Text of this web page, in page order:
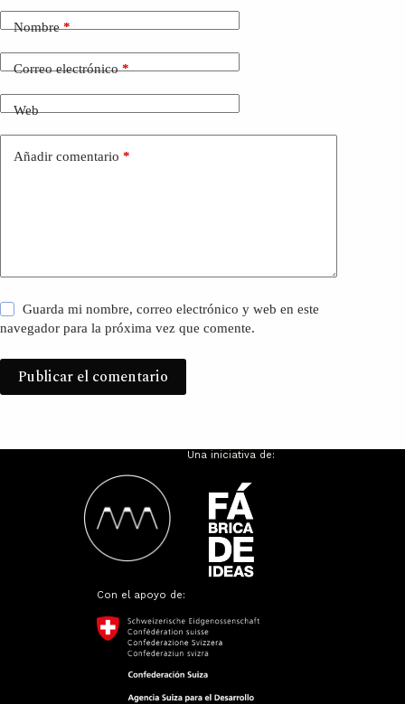
Nombre*
Correo electrónico*
Web
Añadir comentario *
Guarda mi nombre, correo electrónico y web en este
navegador para la próxima vez que comente.
Publicar el comentario
Una iniciativa de:
Con el apoyo de: